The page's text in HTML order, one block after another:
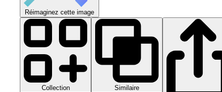
Réimaginez cette image
Collection Similaire